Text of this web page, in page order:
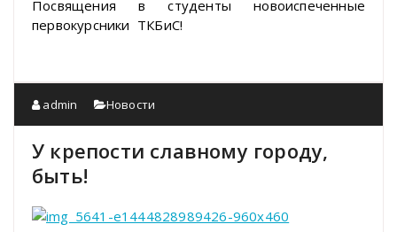
Посвящения в студенты новоиспеченные
первокурсники ТКБиС!
admin Новости
У крепости славному городу,
быть!